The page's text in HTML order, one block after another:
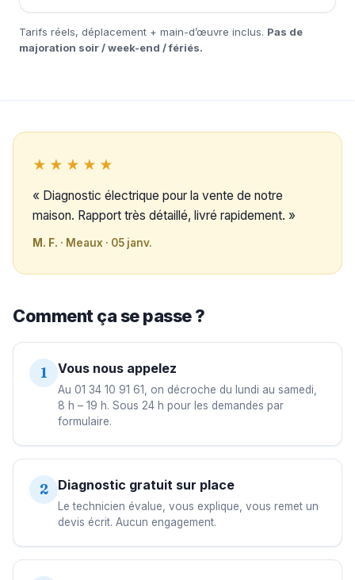
Tarifs réels, déplacement + main-d’œuvre inclus. Pas de
majoration soir / week-end / fériés.
★★★★★
« Diagnostic électrique pour la vente de notre
maison. Rapport très détaillé, livré rapidement. »
M. F. · Meaux · 05 janv.
Comment ça se passe ?
1 Vous nous appelez
Au 01 34 10 91 61, on décroche du lundi au samedi,
8 h – 19 h. Sous 24 h pour les demandes par
formulaire.
2 Diagnostic gratuit sur place
Le technicien évalue, vous explique, vous remet un
devis écrit. Aucun engagement.